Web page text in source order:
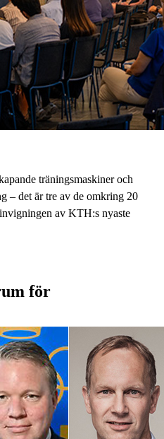
träningsmaskiner och
– det är tre av de omkring 20
av KTH:s nyaste
för